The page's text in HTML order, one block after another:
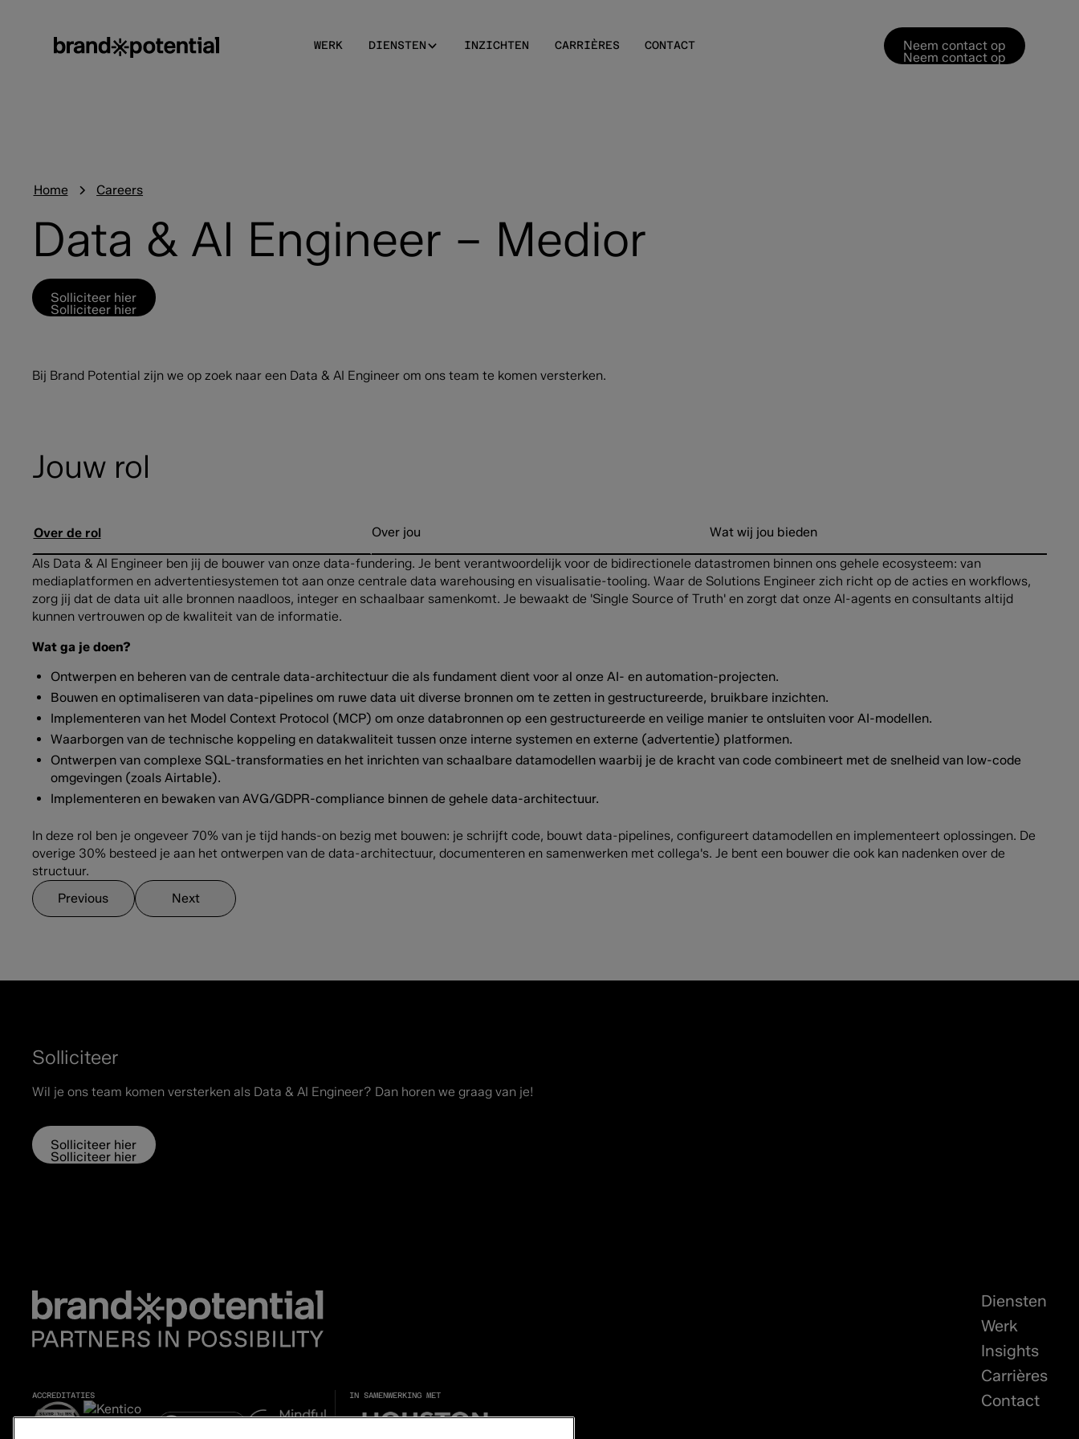
WERK DIENSTEN INZICHTEN CARRIÈRES CONTACT Neem contact op
Neem contact op
Home Careers
Data & AI Engineer – Medior
Solliciteer hier
Solliciteer hier
Bij Brand Potential zijn we op zoek naar een Data & AI Engineer om ons team te komen versterken.
Jouw rol
Over de rol Over jou Wat wij jou bieden
Als Data & AI Engineer ben jij de bouwer van onze data-fundering. Je bent verantwoordelijk voor de bidirectionele datastromen binnen ons gehele ecosysteem: van
mediaplatformen en advertentiesystemen tot aan onze centrale data warehousing en visualisatie-tooling. Waar de Solutions Engineer zich richt op de acties en workflows,
zorg jij dat de data uit alle bronnen naadloos, integer en schaalbaar samenkomt. Je bewaakt de 'Single Source of Truth' en zorgt dat onze AI-agents en consultants altijd
kunnen vertrouwen op de kwaliteit van de informatie.
Wat ga je doen?
Ontwerpen en beheren van de centrale data-architectuur die als fundament dient voor al onze AI- en automation-projecten.
Bouwen en optimaliseren van data-pipelines om ruwe data uit diverse bronnen om te zetten in gestructureerde, bruikbare inzichten.
Implementeren van het Model Context Protocol (MCP) om onze databronnen op een gestructureerde en veilige manier te ontsluiten voor AI-modellen.
Waarborgen van de technische koppeling en datakwaliteit tussen onze interne systemen en externe (advertentie) platformen.
Ontwerpen van complexe SQL-transformaties en het inrichten van schaalbare datamodellen waarbij je de kracht van code combineert met de snelheid van low-code
omgevingen (zoals Airtable).
Implementeren en bewaken van AVG/GDPR-compliance binnen de gehele data-architectuur.
In deze rol ben je ongeveer 70% van je tijd hands-on bezig met bouwen: je schrijft code, bouwt data-pipelines, configureert datamodellen en implementeert oplossingen. De
overige 30% besteed je aan het ontwerpen van de data-architectuur, documenteren en samenwerken met collega's. Je bent een bouwer die ook kan nadenken over de
structuur.
Previous
Next
Solliciteer
Wil je ons team komen versterken als Data & AI Engineer? Dan horen we graag van je!
Solliciteer hier
Solliciteer hier
ACCREDITATIES IN SAMENWERKING MET
Diensten
Werk
Insights
Carrières
Contact